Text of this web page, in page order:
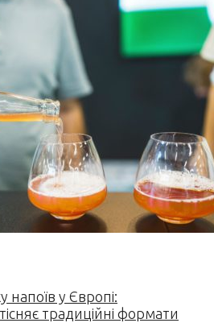
напоїв у Європі:
традиційні формати